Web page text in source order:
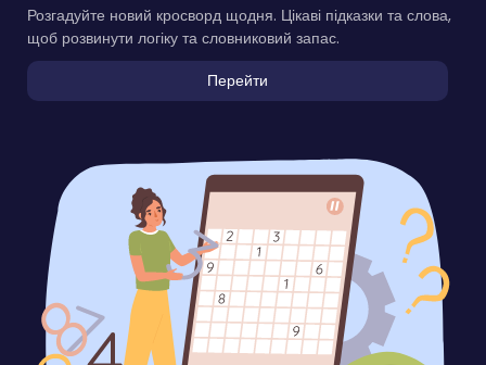
Розгадуйте новий кросворд щодня. Цікаві підказки та слова,
щоб розвинути логіку та словниковий запас.
Перейти